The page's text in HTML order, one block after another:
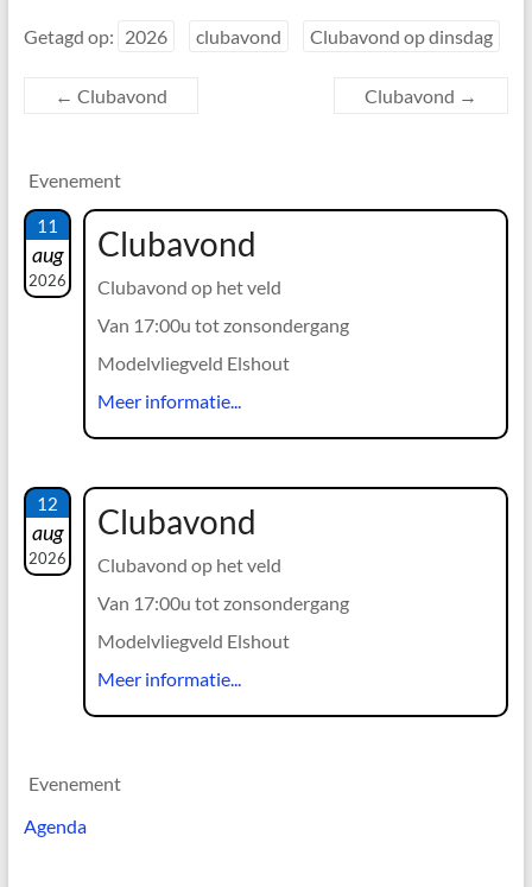
Getagd op: 2026 clubavond Clubavond op dinsdag
← Clubavond Clubavond →
Evenement
11
aug
2026
Clubavond
Clubavond op het veld
Van 17:00u tot zonsondergang
Modelvliegveld Elshout
Meer informatie...
12
aug
2026
Clubavond
Clubavond op het veld
Van 17:00u tot zonsondergang
Modelvliegveld Elshout
Meer informatie...
Evenement
Agenda